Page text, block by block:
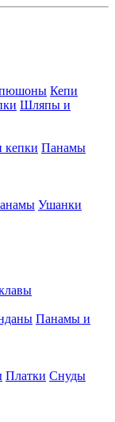
Кепи
Шляпы и
кепки Панамы
Ушанки
Панамы и
Платки Снуды